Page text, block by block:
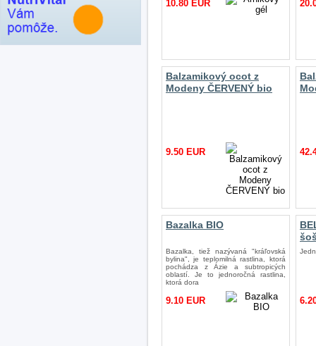
10.80 EUR
Balzamikový ocot z
Modeny ČERVENÝ bio
9.50 EUR
Bazalka BIO
Bazalka, tiež nazývaná "kráľovská
bylina", je teplomilná rastlina, ktorá
pochádza z Ázie a subtropicých
oblastí. Je to jednoročná rastlina,
ktorá dora
9.10 EUR